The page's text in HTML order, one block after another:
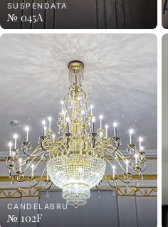
SUSPENDATA
№ 045A
CANDELABRU
№ 102F